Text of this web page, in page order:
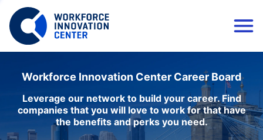
Workforce Innovation Center Career Board
Leverage our network to build your career. Find
companies that you will love to work for that have
the benefits and perks you need.